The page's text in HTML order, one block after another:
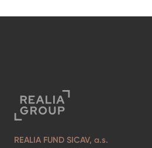
REALIA FUND SICAV, a.s.